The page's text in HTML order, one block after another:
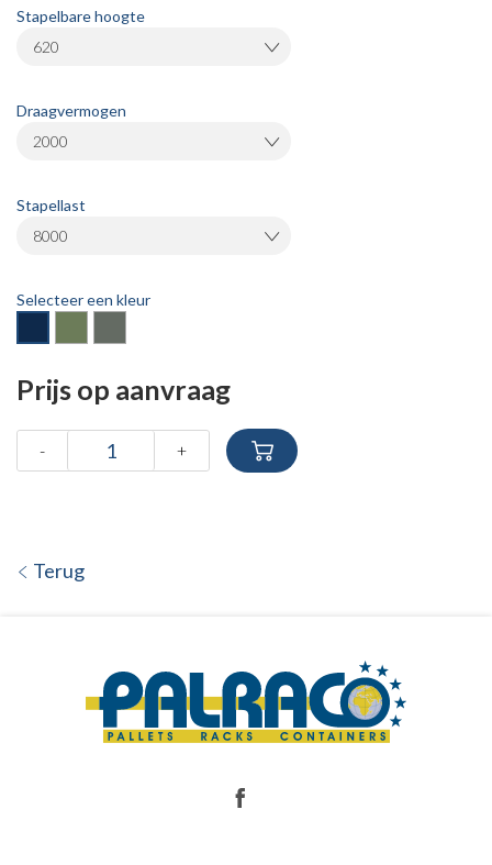
Stapelbare hoogte
620
Draagvermogen
2000
Stapellast
8000
Selecteer een kleur
Prijs op aanvraag
- +
Terug